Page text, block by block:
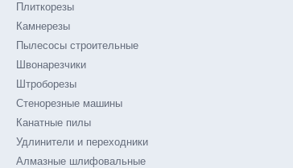
с которым предназначена оснастка (бетон,
расходные материалы были оригинальными и это
цепь – хотя бы на фотографиях. Рекомендуется,
выступ, который регулирует
в необходимых характеристиках,
Плиткорезы
Камнерезы
Пылесосы строительные
Швонарезчики
Штроборезы
Стенорезные машины
Канатные пилы
Удлинители и переходники
Алмазные шлифовальные